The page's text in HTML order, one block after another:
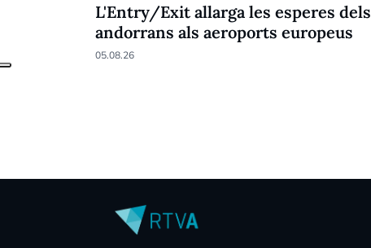
L'Entry/Exit allarga les esperes dels
andorrans als aeroports europeus
05.08.26